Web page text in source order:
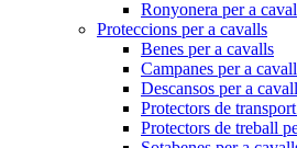
Ronyonera per a
Proteccions per a cavalls
Benes per a cavalls
Campanes per a
Descansos per a
Protectors de
Protectors de treball